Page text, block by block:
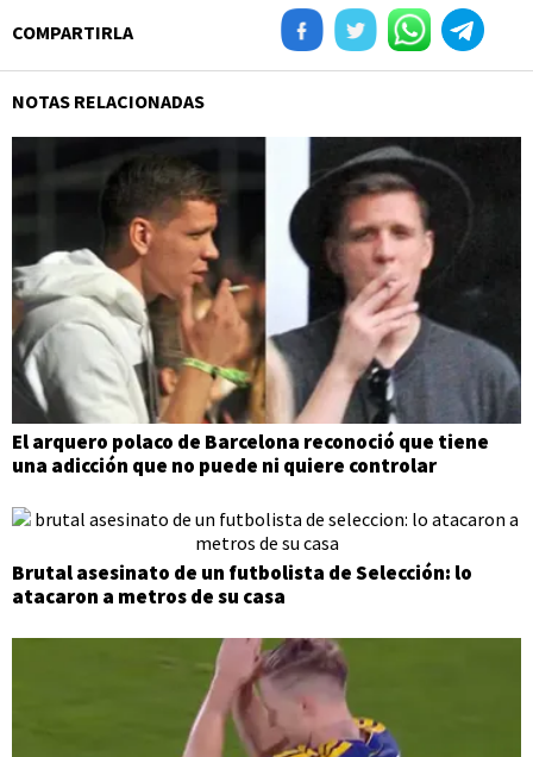
COMPARTIRLA
NOTAS RELACIONADAS
El arquero polaco de Barcelona reconoció que tiene
una adicción que no puede ni quiere controlar
Brutal asesinato de un futbolista de Selección: lo
atacaron a metros de su casa